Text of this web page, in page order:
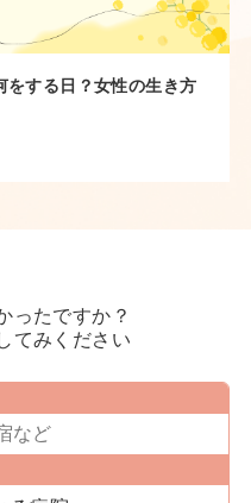
する日？女性の生き方
ったですか？
てみください